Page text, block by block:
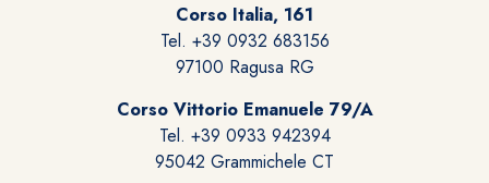
Corso Italia, 161
Tel. +39 0932 683156
97100 Ragusa RG
Corso Vittorio Emanuele 79/A
Tel. +39 0933 942394
95042 Grammichele CT